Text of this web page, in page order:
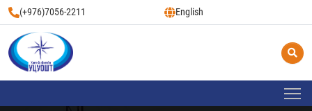
(+976)7056-2211 English